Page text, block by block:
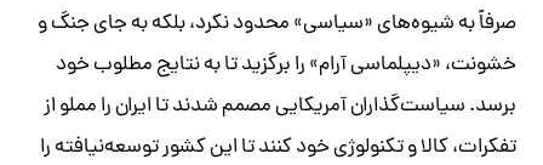
صرفاً به شیوه‌های «سیاسی» محدود نکرد، بلکه به جای جنگ و
خشونت، «دیپلماسی آرام» را برگزید تا به نتایج مطلوب خود
برسد. سیاست‌گذاران آمریکایی مصمم شدند تا ایران را مملو از
تفکرات، کالا و تکنولوژی خود کنند تا این کشور توسعه‌نیافته را